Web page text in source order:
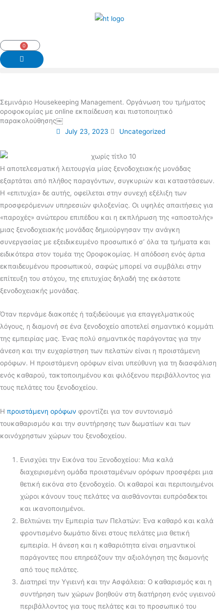
0
Cart
Σεμινάριο Housekeeping Management. Οργάνωση του τμήματος
οροφοκομίας με online εκπαίδευση και πιστοποιητικό
παρακολούθησης￼
July 23, 2023
Uncategorized
Η αποτελεσματική λειτουργία μίας ξενοδοχειακής μονάδας
εξαρτάται από πλήθος παραγόντων, συγκυριών και καταστάσεων.
Η «επιτυχία» δε αυτής, οφείλεται στην συνεχή εξέλιξη των
προσφερόμενων υπηρεσιών φιλοξενίας. Οι υψηλές απαιτήσεις για
«παροχές» ανώτερου επιπέδου και η εκπλήρωση της «αποστολής»
μιας ξενοδοχειακής μονάδας δημιούργησαν την ανάγκη
συνεργασίας με εξειδικευμένο προσωπικό σ’ όλα τα τμήματα και
ειδικότερα στον τομέα της Οροφοκομίας. Η απόδοση ενός άρτια
εκπαιδευμένου προσωπικού, σαφώς μπορεί να συμβάλει στην
επίτευξη του στόχου, της επιτυχίας δηλαδή της εκάστοτε
ξενοδοχειακής μονάδας.
Όταν περνάμε διακοπές ή ταξιδεύουμε για επαγγελματικούς
λόγους, η διαμονή σε ένα ξενοδοχείο αποτελεί σημαντικό κομμάτι
της εμπειρίας μας. Ένας πολύ σημαντικός παράγοντας για την
άνεση και την ευχαρίστηση των πελατών είναι η προιστάμενη
ορόφων. Η προιστάμενη ορόφων είναι υπεύθυνη για τη διασφάλιση
ενός καθαρού, τακτοποιημένου και φιλόξενου περιβάλλοντος για
τους πελάτες του ξενοδοχείου.
Η προιστάμενη ορόφων φροντίζει για τον συντονισμό
τουκαθαρισμόυ και την συντήρησης των δωματίων και των
κοινόχρηστων χώρων του ξενοδοχείου.
Ενισχύει την Εικόνα του Ξενοδοχείου: Μια καλά
διαχειρισμένη ομάδα προισταμένων ορόφων προσφέρει μια
θετική εικόνα στο ξενοδοχείο. Οι καθαροί και περιποιημένοι
χώροι κάνουν τους πελάτες να αισθάνονται ευπρόσδεκτοι
και ικανοποιημένοι.
Βελτιώνει την Εμπειρία των Πελατών: Ένα καθαρό και καλά
φροντισμένο δωμάτιο δίνει στους πελάτες μια θετική
εμπειρία. Η άνεση και η καθαριότητα είναι σημαντικοί
παράγοντες που επηρεάζουν την αξιολόγηση της διαμονής
από τους πελάτες.
Διατηρεί την Υγιεινή και την Ασφάλεια: Ο καθαρισμός και η
συντήρηση των χώρων βοηθούν στη διατήρηση ενός υγιεινού
περιβάλλοντος για τους πελάτες και το προσωπικό του